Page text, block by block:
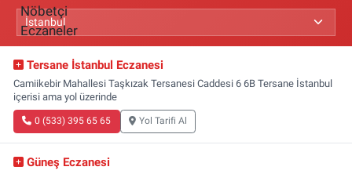
Tersane İstanbul Eczanesi
Camiikebir Mahallesi Taşkızak Tersanesi Caddesi 6 6B Tersane İstanbul
içerisi ama yol üzerinde
0 (533) 395 65 65 Yol Tarifi Al
Güneş Eczanesi